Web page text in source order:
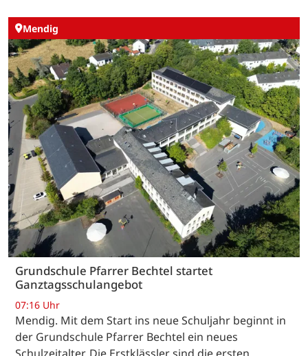
Mendig
Grundschule Pfarrer Bechtel startet
Ganztagsschulangebot
07:16 Uhr
Mendig. Mit dem Start ins neue Schuljahr beginnt in
der Grundschule Pfarrer Bechtel ein neues
Schulzeitalter. Die Erstklässler sind die ersten